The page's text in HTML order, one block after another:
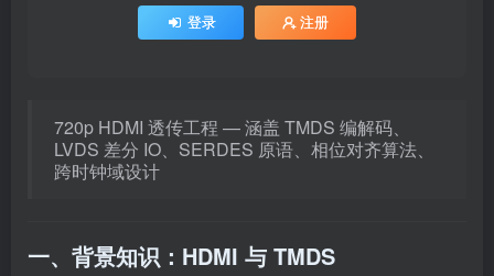
登录 注册
720p HDMI 透传工程 — 涵盖 TMDS 编解码、
LVDS 差分 IO、SERDES 原语、相位对齐算法、
跨时钟域设计
一、背景知识：HDMI 与 TMDS